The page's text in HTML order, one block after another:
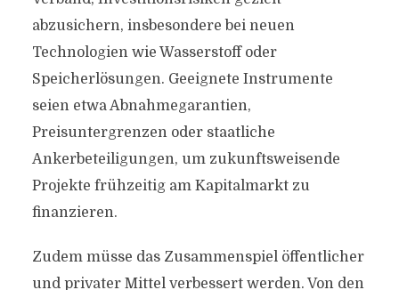
abzusichern, insbesondere bei neuen
Technologien wie Wasserstoff oder
Speicherlösungen. Geeignete Instrumente
seien etwa Abnahmegarantien,
Preisuntergrenzen oder staatliche
Ankerbeteiligungen, um zukunftsweisende
Projekte frühzeitig am Kapitalmarkt zu
finanzieren.
Zudem müsse das Zusammenspiel öffentlicher
und privater Mittel verbessert werden. Von den